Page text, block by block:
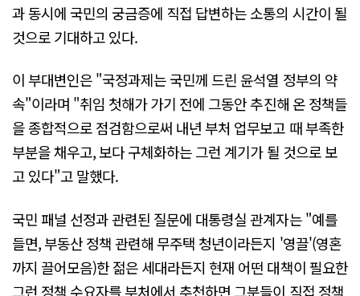
과 동시에 국민의 궁금증에 직접 답변하는 소통의 시간이 될
것으로 기대하고 있다.
이 부대변인은 "국정과제는 국민께 드린 윤석열 정부의 약
속"이라며 "취임 첫해가 가기 전에 그동안 추진해 온 정책들
을 종합적으로 점검함으로써 내년 부처 업무보고 때 부족한
부분을 채우고, 보다 구체화하는 그런 계기가 될 것으로 보
고 있다"고 말했다.
국민 패널 선정과 관련된 질문에 대통령실 관계자는 "예를
들면, 부동산 정책 관련해 무주택 청년이라든지 '영끌'(영혼
까지 끌어모음)한 젊은 세대라든지 현재 어떤 대책이 필요한
그런 정책 수요자를 부처에서 추천하면 그분들이 직접 정책